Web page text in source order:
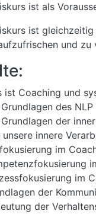
ist als
ist
und zu
ist Coaching und
des
der
unsere innere
im
im
der
der